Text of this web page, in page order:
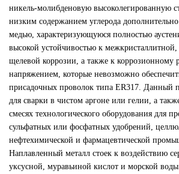
никель-молибденовую высоколегированную
низким содержанием углерода
медью, характеризующуюся полностью
высокой устойчивостью к
щелевой коррозии, а также к коррозионному
напряжением, которые невозможно
присадочных проволок типа ER317. Данный
для сварки в чистом аргоне или гелии, а
смесях технологического оборудования для
сульфатных или фосфатных удобрений,
нефтехимической и фармацевтической
Наплавленный металл стоек к воздействию
уксусной, муравьиной кислот и морской